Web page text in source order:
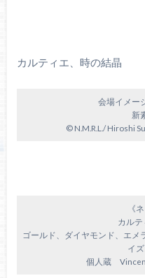
カルティエ、時の結晶
会場イメー
新
© N.M.R.L./ Hiroshi
《
カル
ゴールド、ダイヤモンド、エメ
イ
個人蔵